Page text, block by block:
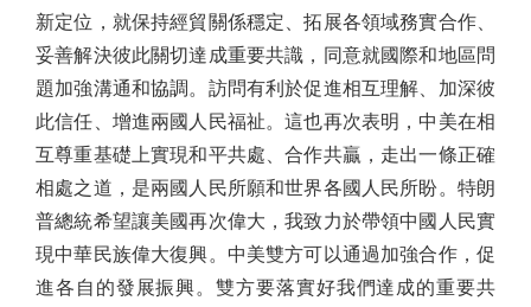
新定位，就保持經貿關係穩定、拓展各領域務實合作、
妥善解決彼此關切達成重要共識，同意就國際和地區問
題加強溝通和協調。訪問有利於促進相互理解、加深彼
此信任、增進兩國人民福祉。這也再次表明，中美在相
互尊重基礎上實現和平共處、合作共贏，走出一條正確
相處之道，是兩國人民所願和世界各國人民所盼。特朗
普總統希望讓美國再次偉大，我致力於帶領中國人民實
現中華民族偉大復興。中美雙方可以通過加強合作，促
進各自的發展振興。雙方要落實好我們達成的重要共